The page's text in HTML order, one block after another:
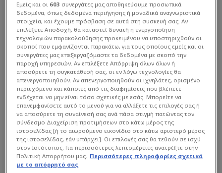
Εμείς και οι 603 συνεργάτες μας αποθηκεύουμε προσωπικά
δεδομένα, όπως δεδομένα περιήγησης ή μοναδικά αναγνωριστικά
στοιχεία, και έχουμε πρόσβαση σε αυτά στη συσκευή σας. Αν
επιλέξετε Αποδοχή, θα καταστεί δυνατή η ενεργοποίηση
τεχνολογιών παρακολούθησης προκειμένου να υποστηριχθούν οι
σκοποί που εμφανίζονται παρακάτω, για τους οποίους εμείς και οι
συνεργάτες μας επεξεργαζόμαστε τα δεδομένα με σκοπό την
παροχή υπηρεσιών. Αν επιλέξετε Απόρριψη όλων όλων ή
αποσύρετε τη συγκατάθεσή σας, οι εν λόγω τεχνολογίες θα
απενεργοποιηθούν. Αν απενεργοποιηθούν οι ιχνηλάτες, ορισμένο
περιεχόμενο και κάποιες από τις διαφημίσεις που βλέπετε
ενδέχεται να μην είναι τόσο σχετικές με εσάς. Μπορείτε να
επανεμφανίσετε αυτό το μενού για να αλλάξετε τις επιλογές σας ή
να αποσύρετε τη συναίνεσή σας ανά πάσα στιγμή πατώντας τον
σύνδεσμο Διαχείριση προτιμήσεων στο κάτω μέρος της
ιστοσελίδας [ή το αιωρούμενο εικονίδιο στο κάτω αριστερό μέρος
της ιστοσελίδας, εάν υπάρχει]. Οι επιλογές σας θα τεθούν σε ισχύ
στον Ιστότοπος. Για περισσότερες λεπτομέρειες ανατρέξτε στην
Πολιτική Απορρήτου μας. Περισσότερες πληροφορίες σχετικά
με το απόρρητό σας